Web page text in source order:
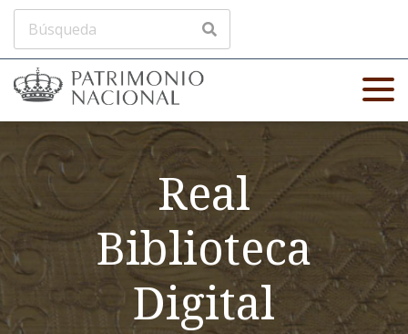
Real
Biblioteca
Digital